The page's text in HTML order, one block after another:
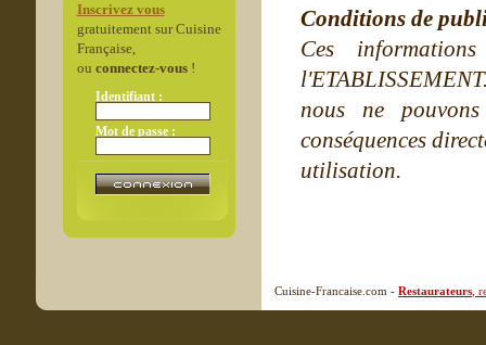
Inscrivez vous
gratuitement sur Cuisine
Française,
ou connectez-vous!
Identifiant :
Mot de passe :
Conditions de
Ces
nous ne
conséquences
utilisation.
Cuisine-Francaise.com - Restaurateurs ,